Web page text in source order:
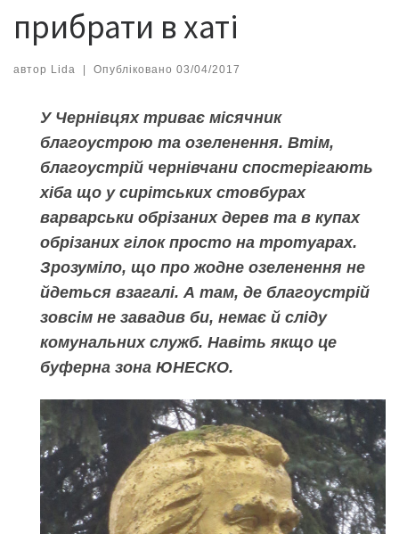
прибрати в хаті
автор Lida | Опубліковано 03/04/2017
У Чернівцях триває місячник
благоустрою та озеленення. Втім,
благоустрій чернівчани спостерігають
хіба що у сирітських стовбурах
варварськи обрізаних дерев та в купах
обрізаних гілок просто на тротуарах.
Зрозуміло, що про жодне озеленення не
йдеться взагалі. А там, де благоустрій
зовсім не завадив би, немає й сліду
комунальних служб. Навіть якщо це
буферна зона ЮНЕСКО.